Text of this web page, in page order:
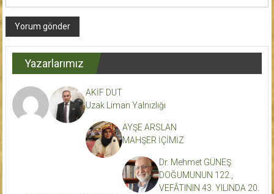
Yazarlarımız
AKİF DUT
Uzak Liman Yalnızlığı
AYŞE ARSLAN
MAHŞER İÇİMİZ
Dr. Mehmet GÜNEŞ
DOĞUMUNUN 122.,
VEFÂTININ 43. YILINDA 20.